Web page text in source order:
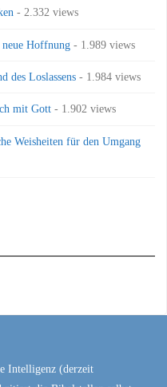
- 2.332 views
Hoffnung - 1.989 views
des Loslassens - 1.984 views
mit Gott - 1.902 views
Weisheiten für den Umgang
Intelligenz (derzeit